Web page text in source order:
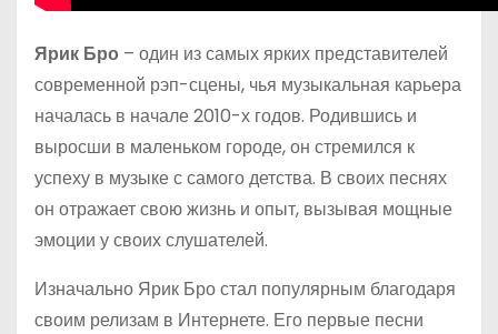
Ярик Бро – один из самых ярких представителей
современной рэп-сцены, чья музыкальная карьера
началась в начале 2010-х годов. Родившись и
выросши в маленьком городе, он стремился к
успеху в музыке с самого детства. В своих песнях
он отражает свою жизнь и опыт, вызывая мощные
эмоции у своих слушателей.
Изначально Ярик Бро стал популярным благодаря
своим релизам в Интернете. Его первые песни